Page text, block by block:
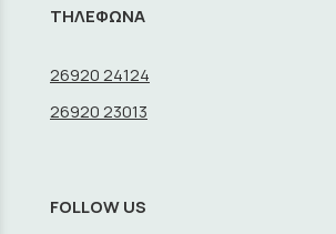
ΤΗΛΕΦΩΝΑ
26920 24124
26920 23013
FOLLOW US